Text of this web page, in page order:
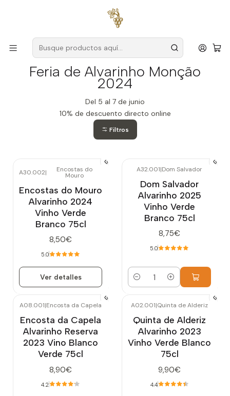
para pedidos superiores a
Feria de Alvarinho Monção 2024
Feria de Alvarinho Monção
2024
Del 5 al 7 de junio
10% de descuento directo online
Filtros
Agotado
A30.002| Encostas do
Mouro
Encostas do Mouro
Alvarinho 2024
Vinho Verde
Branco 75cl
8,50€
5.0
Ver detalles
A32.001|Dom Salvador
Dom Salvador
Alvarinho 2025
Vinho Verde
Branco 75cl
8,75€
5.0
Cantidad
A08.001|Encosta da Capela
Encosta da Capela
Alvarinho Reserva
2023 Vino Blanco
Verde 75cl
8,90€
4.2
A02.001|Quinta de Alderiz
Quinta de Alderiz
Alvarinho 2023
Vinho Verde Blanco
75cl
9,90€
4.4